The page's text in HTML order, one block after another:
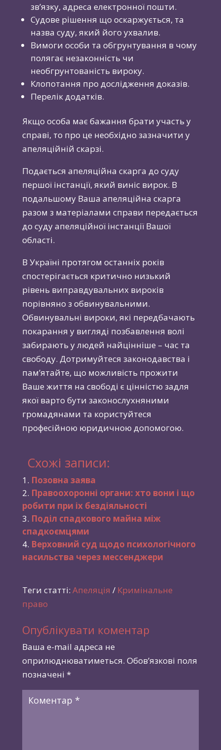
зв’язку, адреса електронної пошти.
Судове рішення що оскаржується, та
назва суду, який його ухвалив.
Вимоги особи та обгрунтування в чому
полягає незаконність чи
необгрунтованість вироку.
Клопотання про дослідження доказів.
Перелік додатків.
Якщо особа має бажання брати участь у
справі, то про це необхідно зазначити у
апеляційній скарзі.
Подається апеляційна скарга до суду
першої інстанції, який виніс вирок. В
подальшому Ваша апеляційна скарга
разом з матеріалами справи передається
до суду апеляційної інстанції Вашої
області.
В Україні протягом останніх років
спостерігається критично низький
рівень виправдувальних вироків
порівняно з обвинувальними.
Обвинувальні вироки, які передбачають
покарання у вигляді позбавлення волі
забирають у людей найцінніше – час та
свободу. Дотримуйтеся законодавства і
пам’ятайте, що можливість прожити
Ваше життя на свободі є цінністю задля
якої варто бути законослухняними
громадянами та користуйтеся
професійною юридичною допомогою.
Схожі записи:
Позовна заява
Правоохоронні органи: хто вони і що
робити при іх бездіяльності
Поділ спадкового майна між
спадкоємцями
Верховний суд щодо психологічного
насильства через мессенджери
Теги статті: Апеляція / Кримінальне
право
Опублікувати коментар
Ваша e-mail адреса не
оприлюднюватиметься. Обов’язкові поля
позначені *